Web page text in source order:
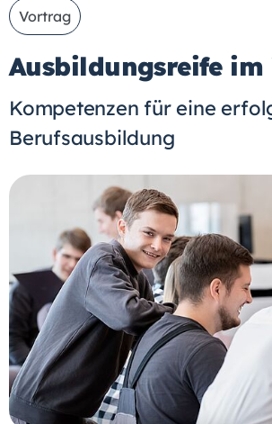
Vortrag
Ausbildungsreife im
Kompetenzen für eine
Berufsausbildung